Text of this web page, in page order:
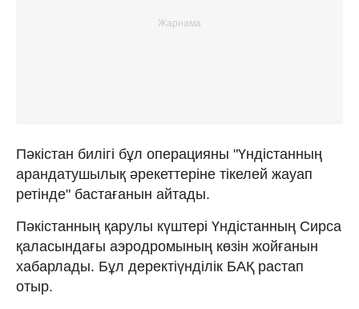
Пәкістан билігі бұл операцияны "Үндістанның
арандатушылық әрекеттеріне тікелей жауап
ретінде" бастағанын айтады.
Пәкістанның қарулы күштері Үндістанның Сирса
қаласындағы аэродромының көзін жойғанын
хабарлады. Бұл деректіүнділік БАҚ растап
отыр.